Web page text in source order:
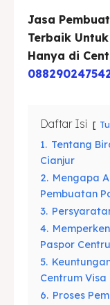
Asuransi
Blog
Asuransi
Blog
Jasa
Terbaik
Hanya di
Daftar Isi
1. Tentang
Cianjur
2. Mengapa
Pembuatan
3.
4.
Paspor
5.
Centrum Visa
6. Proses